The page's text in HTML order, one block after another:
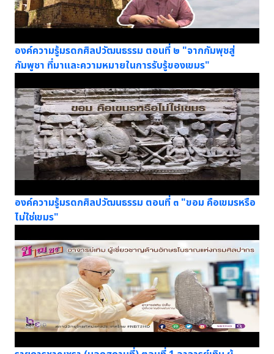
องค์ความรู้มรดกศิลปวัฒนธรรม ตอนที่ ๒ "จากกัมพุชสู่
กัมพูชา ที่มาและความหมายในการรับรู้ของเขมร"
องค์ความรู้มรดกศิลปวัฒนธรรม ตอนที่ ๓ "ขอม คือเขมรหรือ
ไม่ใช่เขมร"